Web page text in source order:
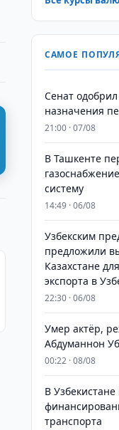
САМОЕ
Сенат
назначения
21:00 · 07/08
В Ташкенте
систему
14:49 · 06/08
Узбекским
предложили
Казахстане
экспорта в
22:30 · 06/08
Умер актёр,
Абдуманнон
00:22 · 08/08
В
транспорта